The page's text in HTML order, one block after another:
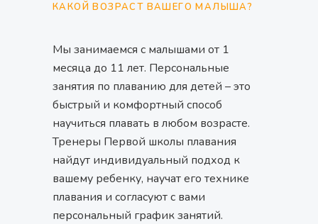
КАКОЙ ВОЗРАСТ ВАШЕГО МАЛЫША?
Мы занимаемся с малышами от 1
месяца до 11 лет. Персональные
занятия по плаванию для детей – это
быстрый и комфортный способ
научиться плавать в любом возрасте.
Тренеры Первой школы плавания
найдут индивидуальный подход к
вашему ребенку, научат его технике
плавания и согласуют с вами
персональный график занятий.